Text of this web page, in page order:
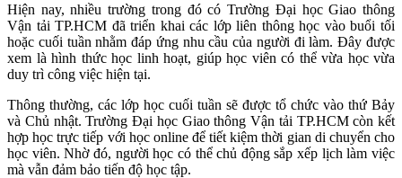
Hiện nay, nhiều trường trong đó có Trường Đại học Giao thông
Vận tải TP.HCM đã triển khai các lớp liên thông học vào buổi tối
hoặc cuối tuần nhằm đáp ứng nhu cầu của người đi làm. Đây được
xem là hình thức học linh hoạt, giúp học viên có thể vừa học vừa
duy trì công việc hiện tại.
Thông thường, các lớp học cuối tuần sẽ được tổ chức vào thứ Bảy
và Chủ nhật. Trường Đại học Giao thông Vận tải TP.HCM còn kết
hợp học trực tiếp với học online để tiết kiệm thời gian di chuyển cho
học viên. Nhờ đó, người học có thể chủ động sắp xếp lịch làm việc
mà vẫn đảm bảo tiến độ học tập.